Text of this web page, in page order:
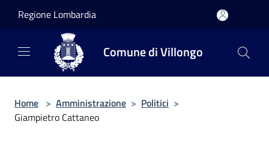
Regione Lombardia
Comune di Villongo
Home > Amministrazione > Politici >
Giampietro Cattaneo